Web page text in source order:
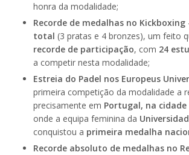
honra da modalidade;
Recorde de medalhas no Kickboxing
total (3 pratas e 4 bronzes), um feito
recorde de participação, com 24
a competir nesta modalidade;
Estreia do Padel nos Europeus
primeira competição da modalidade a
precisamente em Portugal, na cidade
onde a equipa feminina da
conquistou a primeira medalha
Recorde absoluto de medalhas no